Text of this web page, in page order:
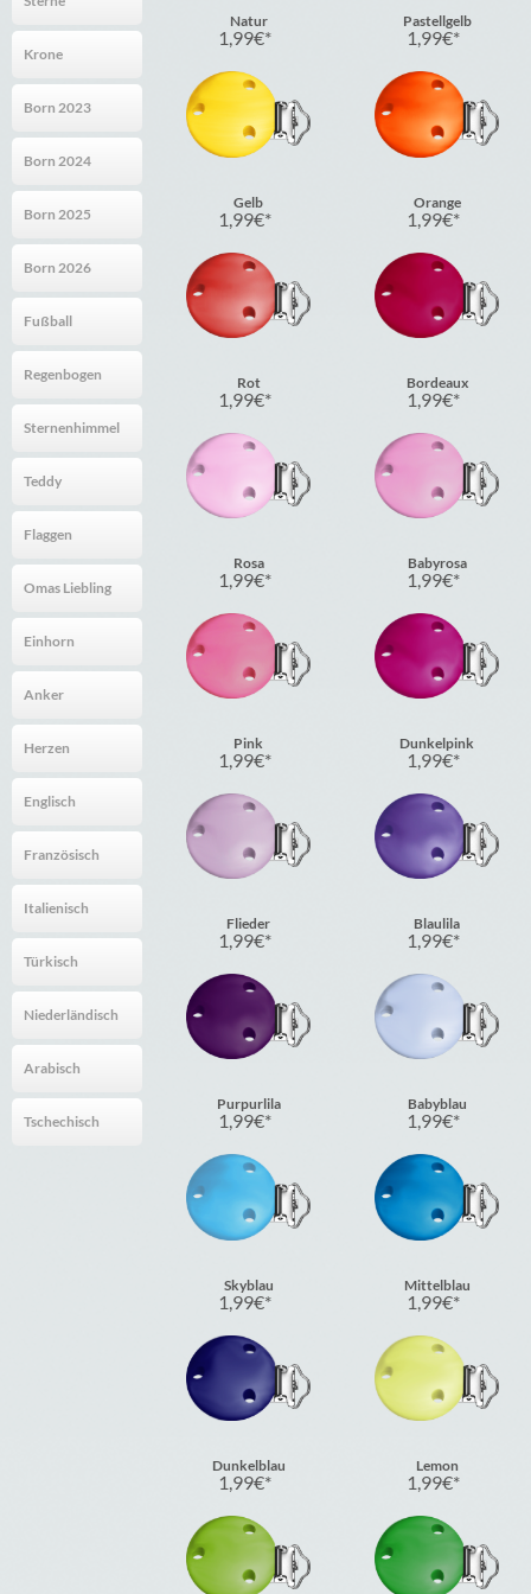
Krone
Born 2023
Born 2024
Born 2025
Born 2026
Fußball
Regenbogen
Sternenhimmel
Teddy
Flaggen
Omas Liebling
Einhorn
Anker
Herzen
Englisch
Französisch
Italienisch
Türkisch
Niederländisch
Arabisch
Tschechisch
Natur
1,99€
Pastellgelb
1,99€
Gelb
1,99€
Orange
1,99€
Rot
1,99€
Bordeaux
1,99€
Rosa
1,99€
Babyrosa
1,99€
Pink
1,99€
Dunkelpink
1,99€
Flieder
1,99€
Blaulila
1,99€
Purpurlila
1,99€
Babyblau
1,99€
Skyblau
1,99€
Mittelblau
1,99€
Dunkelblau
1,99€
Lemon
1,99€